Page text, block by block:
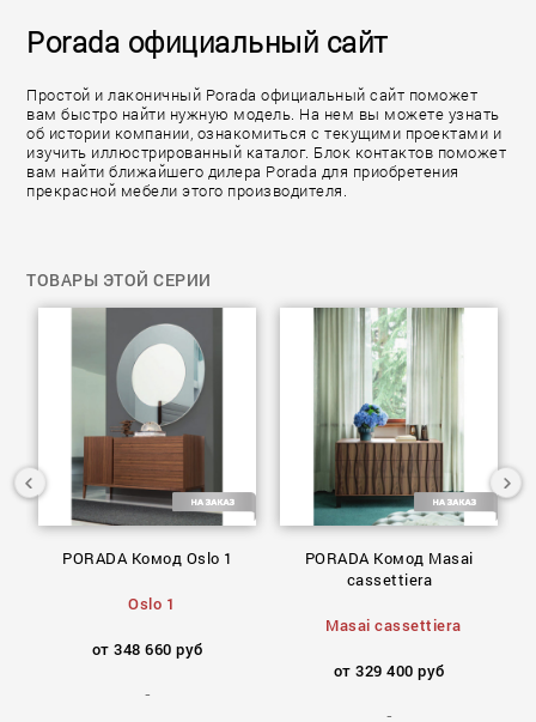
Porada официальный сайт
Простой и лаконичный Porada официальный сайт поможет
вам быстро найти нужную модель. На нем вы можете узнать
об истории компании, ознакомиться с текущими проектами и
изучить иллюстрированный каталог. Блок контактов поможет
вам найти ближайшего дилера Porada для приобретения
прекрасной мебели этого производителя.
ТОВАРЫ ЭТОЙ СЕРИИ
PORADA Комод Oslo 1
Oslo 1
от 348 660 руб
PORADA Комод Masai
cassettiera
Masai cassettiera
от 329 400 руб